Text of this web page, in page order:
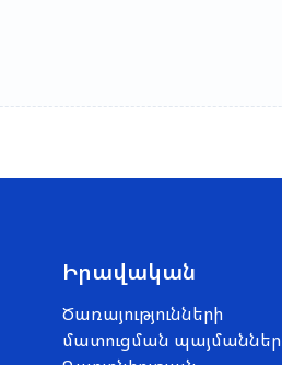
Իրավական
Ծառայությունների
մատուցման պայմաններ